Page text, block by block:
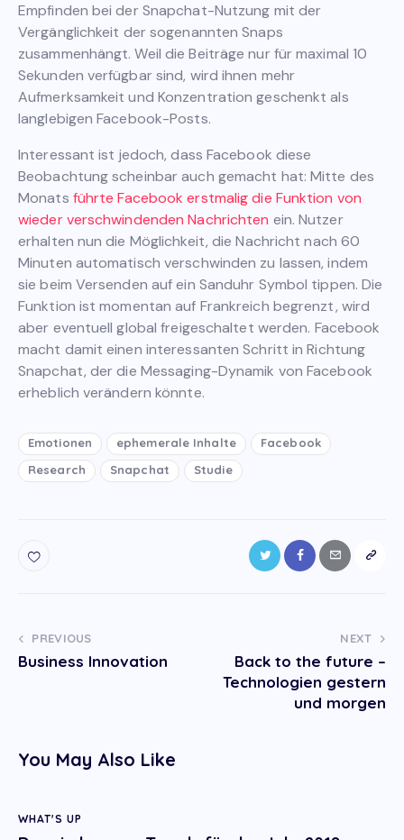
Empfinden bei der Snapchat-Nutzung mit der
Vergänglichkeit der sogenannten Snaps
zusammenhängt. Weil die Beiträge nur für maximal 10
Sekunden verfügbar sind, wird ihnen mehr
Aufmerksamkeit und Konzentration geschenkt als
langlebigen Facebook-Posts.
Interessant ist jedoch, dass Facebook diese
Beobachtung scheinbar auch gemacht hat: Mitte des
Monats führte Facebook erstmalig die Funktion von
wieder verschwindenden Nachrichten ein. Nutzer
erhalten nun die Möglichkeit, die Nachricht nach 60
Minuten automatisch verschwinden zu lassen, indem
sie beim Versenden auf ein Sanduhr Symbol tippen. Die
Funktion ist momentan auf Frankreich begrenzt, wird
aber eventuell global freigeschaltet werden. Facebook
macht damit einen interessanten Schritt in Richtung
Snapchat, der die Messaging-Dynamik von Facebook
erheblich verändern könnte.
Emotionen ephemerale Inhalte
Facebook
Research
Snapchat Studie
Post
navigation
PREVIOUS
Business Innovation
NEXT
Back to the future –
Technologien gestern
und morgen
You May Also Like
WHAT'S UP